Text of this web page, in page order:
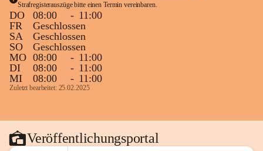
Strafregisterauszüge bitte einen Termin vereinbaren.
DO 08:00 - 11:00
FR
Geschlossen
SA
Geschlossen
SO
Geschlossen
MO 08:00 - 11:00
DI
08:00 - 11:00
MI
08:00 - 11:00
Zuletzt bearbeitet: 25.02.2025
Veröffentlichungsportal